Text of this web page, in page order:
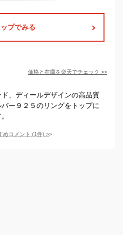
プでみる
価格と在庫を楽天でチェック >>
、ディールデザインの高品質
ー９２５のリングをトップに
めコメント (1件) >